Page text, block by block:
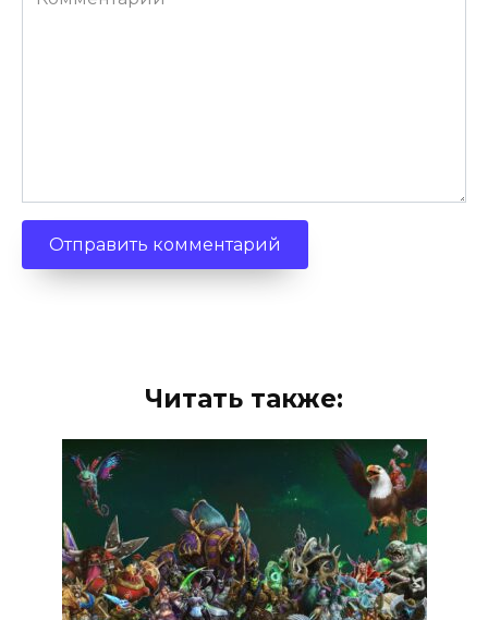
Читать также: